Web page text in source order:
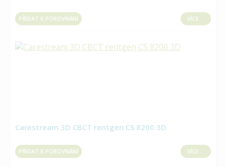
PŘIDAT K POROVNÁNÍ VÍCE
Carestream 3D CBCT rentgen CS 8200 3D
PŘIDAT K POROVNÁNÍ VÍCE